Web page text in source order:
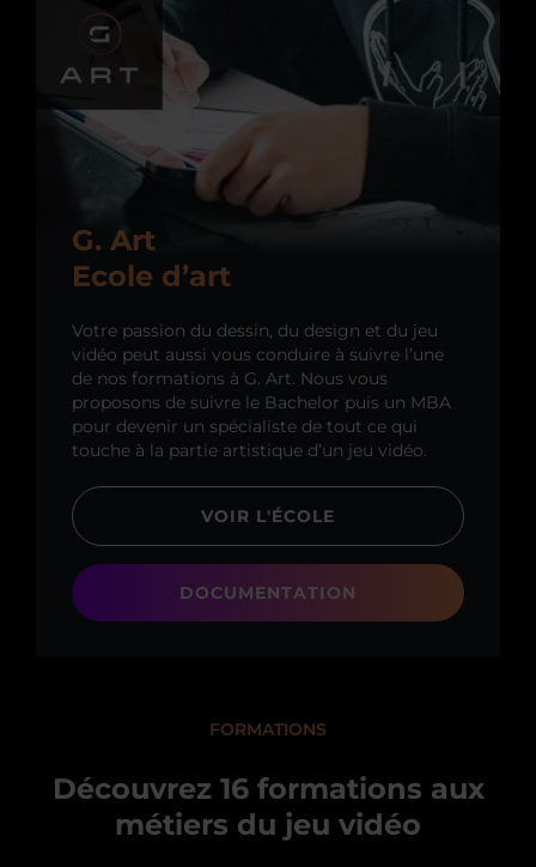
G. Art
Ecole d’art
Votre passion du dessin, du design et du jeu
vidéo peut aussi vous conduire à suivre l’une
de nos formations à G. Art. Nous vous
proposons de suivre le Bachelor puis un MBA
pour devenir un spécialiste de tout ce qui
touche à la partie artistique d’un jeu vidéo.
VOIR L'ÉCOLE
DOCUMENTATION
FORMATIONS
Découvrez 16 formations aux
métiers du jeu vidéo